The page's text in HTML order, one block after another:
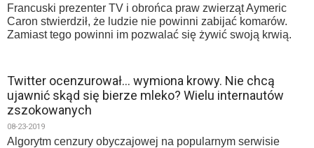
Francuski prezenter TV i obrońca praw zwierząt Aymeric
Caron stwierdził, że ludzie nie powinni zabijać komarów.
Zamiast tego powinni im pozwalać się żywić swoją krwią.
Twitter ocenzurował… wymiona krowy. Nie chcą
ujawnić skąd się bierze mleko? Wielu internautów
zszokowanych
08-23-2019
Algorytm cenzury obyczajowej na popularnym serwisie